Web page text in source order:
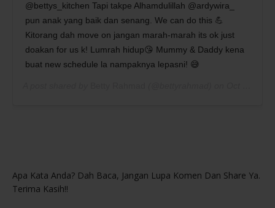
@bettys_kitchen Tapi takpe Alhamdulillah @ardywira_
pun anak yang baik dan senang. We can do this 💪
Kitorang dah move on jangan marah-marah its ok just
doakan for us k! Lumrah hidup😘 Mummy & Daddy kena
buat new schedule la nampaknya lepasni! 😅
Apa Kata Anda? Dah Baca, Jangan Lupa Komen Dan Share Ya.
Terima Kasih!!